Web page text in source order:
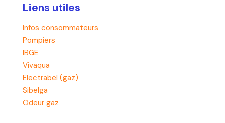
Liens utiles
Infos consommateurs
Pompiers
IBGE
Vivaqua
Electrabel (gaz)
Sibelga
Odeur gaz